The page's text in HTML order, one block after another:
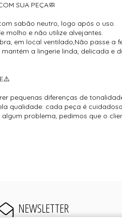
SUA PEÇA🧼
sabão neutro, logo após o uso.
molho e não utilize alvejantes.
em local ventilado,Não passe a
mantém a lingerie linda, delicada e
pequenas diferenças de
qualidade: cada peça é
algum problema, pedimos que o
NEWSLETTER